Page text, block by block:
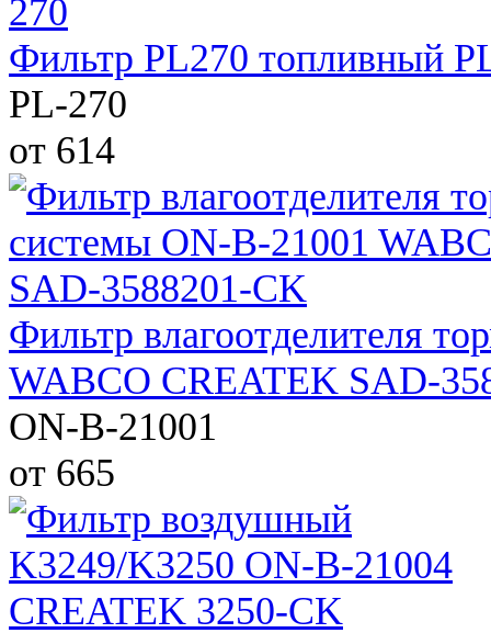
Фильтр PL270 топливный
PL-270
от 614
Фильтр влагоотделителя
WABCO CREATEK SAD-
ON-B-21001
от 665